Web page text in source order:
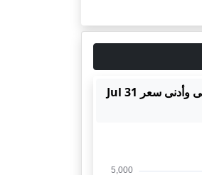
رسم توقعي لأعلى وأدنى سعر ايثريوم (ETH-USD) حتى 31 Jul 2027 رسم توقعي لأعلى وأدنى سعر 31 Jul